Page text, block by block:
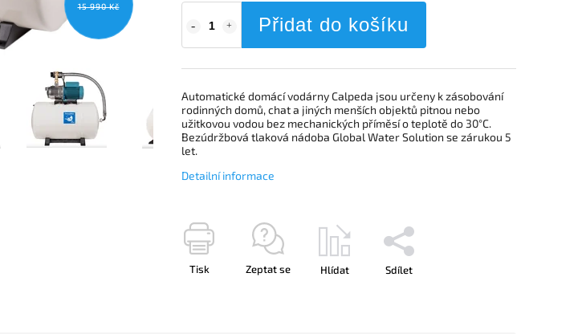
15 990 Kč
Přidat do košíku
Automatické domácí vodárny Calpeda jsou určeny k zásobování
rodinných domů, chat a jiných menších objektů pitnou nebo
užitkovou vodou bez mechanických příměsí o teplotě do 30°C.
Bezúdržbová tlaková nádoba Global Water Solution se zárukou 5
let.
Detailní informace
Tisk Zeptat se Hlídat Sdílet